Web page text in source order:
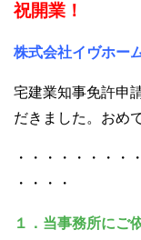
祝開業！
株式会社イヴホー
宅建業知事免許申
だきました。おめ
・・・・・・・・
・・・・
１．当事務所にご